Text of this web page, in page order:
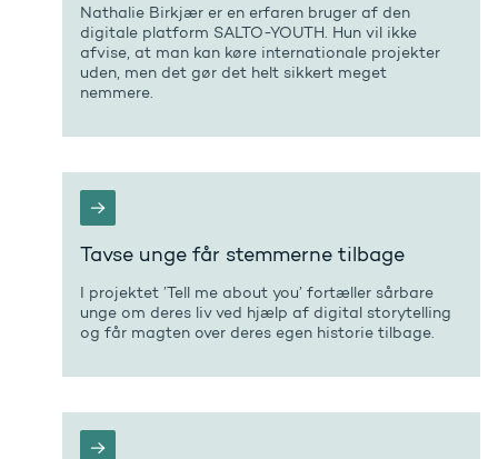
Nathalie Birkjær er en erfaren bruger af den
digitale platform SALTO-YOUTH. Hun vil ikke
afvise, at man kan køre internationale projekter
uden, men det gør det helt sikkert meget
nemmere.
Tavse unge får stemmerne tilbage
I projektet ’Tell me about you’ fortæller sårbare
unge om deres liv ved hjælp af digital storytelling
og får magten over deres egen historie tilbage.